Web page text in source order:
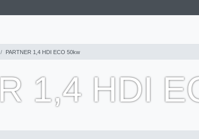
PARTNER 1,4 HDI ECO 50kw
1,4 HDI